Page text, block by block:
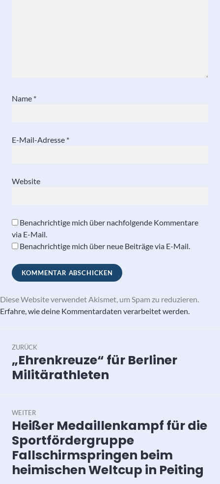
Name *
E-Mail-Adresse *
Website
Benachrichtige mich über nachfolgende Kommentare
via E-Mail.
Benachrichtige mich über neue Beiträge via E-Mail.
Diese Website verwendet Akismet, um Spam zu reduzieren.
Erfahre, wie deine Kommentardaten verarbeitet werden.
ZURÜCK
Vorheriger
Beitrag:
„Ehrenkreuze“ für Berliner
Militärathleten
WEITER
Nächster
Beitrag:
Heißer Medaillenkampf für die
Sportfördergruppe
Fallschirmspringen beim
heimischen Weltcup in Peiting